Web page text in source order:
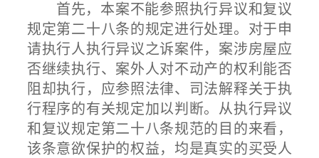
首先，本案不能参照执行异议和复议
规定第二十八条的规定进行处理。对于申
请执行人执行异议之诉案件，案涉房屋应
否继续执行、案外人对不动产的权利能否
阻却执行，应参照法律、司法解释关于执
行程序的有关规定加以判断。从执行异议
和复议规定第二十八条规范的目的来看，
该条意欲保护的权益，均是真实的买受人